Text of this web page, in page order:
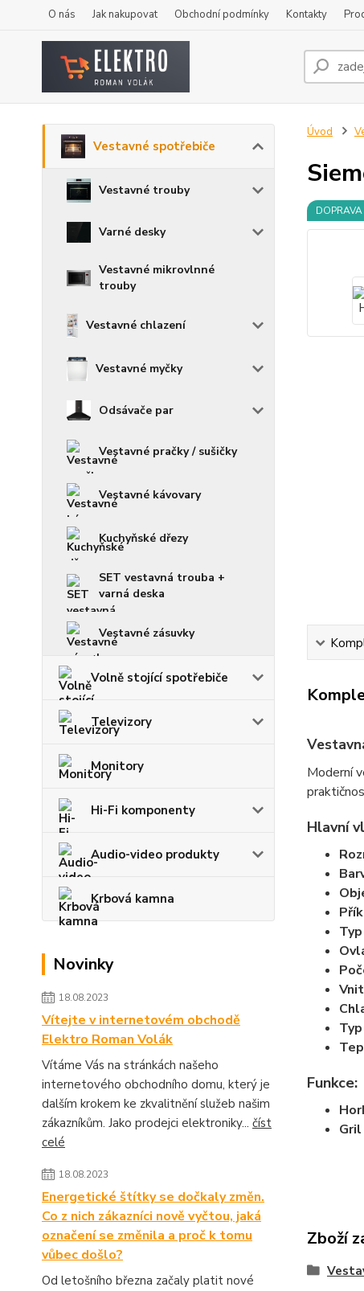
O nás Jak nakupovat Obchodní podmínky Kontakty
Vestavné spotřebiče
Vestavné trouby
Varné desky
Vestavné mikrovlnné
trouby
Vestavné chlazení
Vestavné myčky
Odsávače par
Vestavné pračky / sušičky
Vestavné kávovary
Kuchyňské dřezy
SET vestavná trouba +
varná deska
Vestavné zásuvky
Volně stojící spotřebiče
Televizory
Monitory
Hi-Fi komponenty
Audio-video produkty
Krbová kamna
Novinky
18.08.2023
Vítejte v internetovém obchodě
Elektro Roman Volák
Vítáme Vás na stránkách našeho
internetového obchodního domu, který je
dalším krokem ke zkvalitnění služeb našim
zákazníkům. Jako prodejci elektroniky... číst
celé
18.08.2023
Energetické štítky se dočkaly změn.
Co z nich zákazníci nově vyčtou, jaká
označení se změnila a proč k tomu
vůbec došlo?
Od letošního března začaly platit nové
Úvod
Moderní
Hlavní
Funkce:
Gril
Zboží